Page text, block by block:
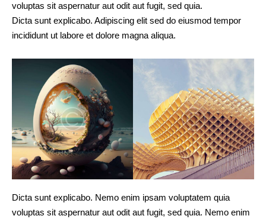
voluptas sit aspernatur aut odit aut fugit, sed quia.
Dicta sunt explicabo. Adipiscing elit sed do eiusmod tempor
incididunt ut labore et dolore magna aliqua.
Dicta sunt explicabo. Nemo enim ipsam voluptatem quia
voluptas sit aspernatur aut odit aut fugit, sed quia. Nemo enim